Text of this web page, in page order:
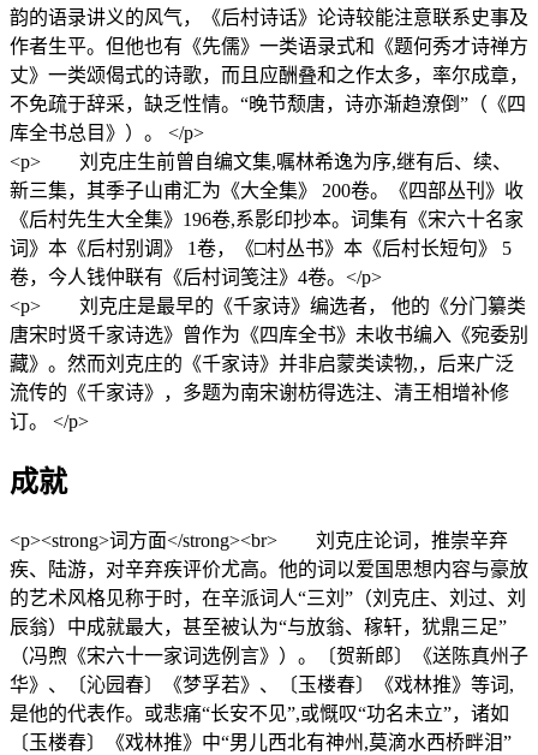
韵的语录讲义的风气，《后村诗话》论诗较能注意联系史事及
作者生平。但他也有《先儒》一类语录式和《题何秀才诗禅方
丈》一类颂偈式的诗歌，而且应酬叠和之作太多，率尔成章，
不免疏于辞采，缺乏性情。“晚节颓唐，诗亦渐趋潦倒”（《四
库全书总目》）。 </p>
<p> 刘克庄生前曾自编文集,嘱林希逸为序,继有后、续、
新三集，其季子山甫汇为《大全集》 200卷。《四部丛刊》收
《后村先生大全集》196卷,系影印抄本。词集有《宋六十名家
词》本《后村别调》 1卷，《□村丛书》本《后村长短句》 5
卷，今人钱仲联有《后村词笺注》4卷。</p>
<p> 刘克庄是最早的《千家诗》编选者， 他的《分门纂类
唐宋时贤千家诗选》曾作为《四库全书》未收书编入《宛委别
藏》。然而刘克庄的《千家诗》并非启蒙类读物,，后来广泛
流传的《千家诗》，多题为南宋谢枋得选注、清王相增补修
订。 </p>
成就
<p><strong>词方面</strong><br> 刘克庄论词，推崇辛弃
疾、陆游，对辛弃疾评价尤高。他的词以爱国思想内容与豪放
的艺术风格见称于时，在辛派词人“三刘”（刘克庄、刘过、刘
辰翁）中成就最大，甚至被认为“与放翁、稼轩，犹鼎三足”
（冯煦《宋六十一家词选例言》）。〔贺新郎〕《送陈真州子
华》、〔沁园春〕《梦孚若》、〔玉楼春〕《戏林推》等词,
是他的代表作。或悲痛“长安不见”,或慨叹“功名未立”，诸如
〔玉楼春〕《戏林推》中“男儿西北有神州,莫滴水西桥畔泪”